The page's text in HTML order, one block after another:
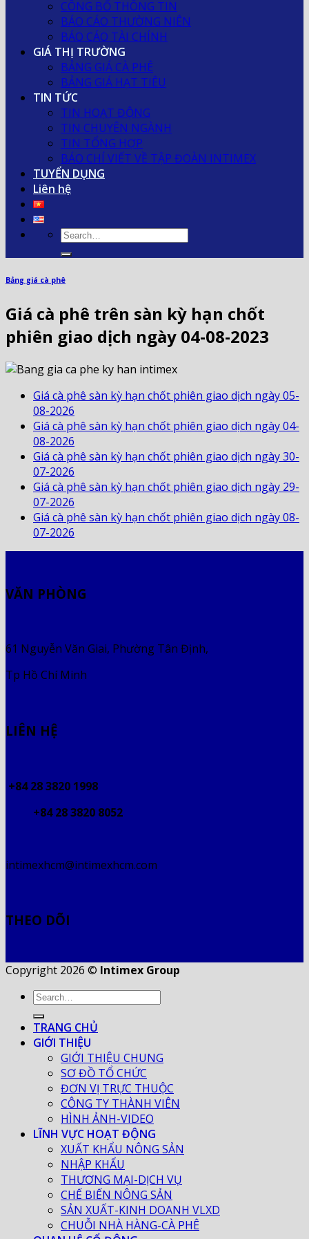
CÔNG BỐ THÔNG TIN
BÁO CÁO THƯỜNG NIÊN
BÁO CÁO TÀI CHÍNH
GIÁ THỊ TRƯỜNG
BẢNG GIÁ CÀ PHÊ
BẢNG GIÁ HẠT TIÊU
TIN TỨC
TIN HOẠT ĐỘNG
TIN CHUYÊN NGÀNH
TIN TỔNG HỢP
BÁO CHÍ VIẾT VỀ TẬP ĐOÀN INTIMEX
TUYỂN DỤNG
Liên hệ
Bảng giá cà phê
Giá cà phê trên sàn kỳ hạn chốt
phiên giao dịch ngày 04-08-2023
Giá cà phê sàn kỳ hạn chốt phiên giao dịch ngày 05-
08-2026
Giá cà phê sàn kỳ hạn chốt phiên giao dịch ngày 04-
08-2026
Giá cà phê sàn kỳ hạn chốt phiên giao dịch ngày 30-
07-2026
Giá cà phê sàn kỳ hạn chốt phiên giao dịch ngày 29-
07-2026
Giá cà phê sàn kỳ hạn chốt phiên giao dịch ngày 08-
07-2026
VĂN PHÒNG
61 Nguyễn Văn Giai, Phường Tân Định,
Tp Hồ Chí Minh
LIÊN HỆ
+84 28 3820 1998
+84 28 3820 8052
intimexhcm@intimexhcm.com
THEO DÕI
Copyright 2026 © Intimex Group
TRANG CHỦ
GIỚI THIỆU
GIỚI THIỆU CHUNG
SƠ ĐỒ TỔ CHỨC
ĐƠN VỊ TRỰC THUỘC
CÔNG TY THÀNH VIÊN
HÌNH ẢNH-VIDEO
LĨNH VỰC HOẠT ĐỘNG
XUẤT KHẨU NÔNG SẢN
NHẬP KHẨU
THƯƠNG MẠI-DỊCH VỤ
CHẾ BIẾN NÔNG SẢN
SẢN XUẤT-KINH DOANH VLXD
CHUỖI NHÀ HÀNG-CÀ PHÊ